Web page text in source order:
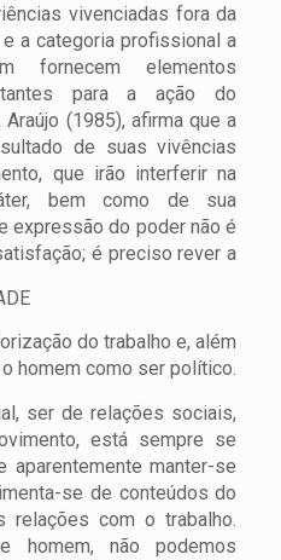
vivenciadas fora da
a categoria profissional a
fornecem elementos
para a ação do
(1985), afirma que a
de suas vivências
que irão interferir na
bem como de sua
expressão do poder não é
é preciso rever a
do trabalho e, além
homem como ser político.
ser de relações sociais,
está sempre se
aparentemente manter-se
se de conteúdos do
relações com o trabalho.
homem, não podemos